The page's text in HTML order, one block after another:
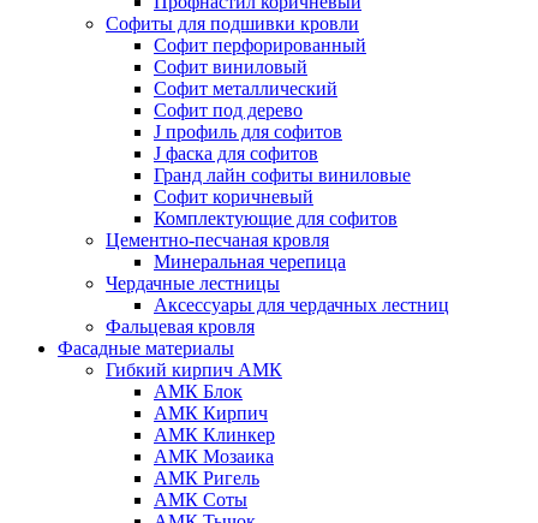
Софиты для подшивки кровли
Cофит перфорированный
Софит виниловый
Софит металлический
Софит под дерево
J профиль для софитов
J фаска для софитов
Гранд лайн софиты виниловые
Софит коричневый
Комплектующие для софитов
Цементно-песчаная кровля
Минеральная черепица
Чердачные лестницы
Аксессуары для чердачных лестниц
Фальцевая кровля
Фасадные материалы
Гибкий кирпич АМК
АМК Блок
АМК Кирпич
АМК Клинкер
АМК Мозаика
АМК Ригель
АМК Соты